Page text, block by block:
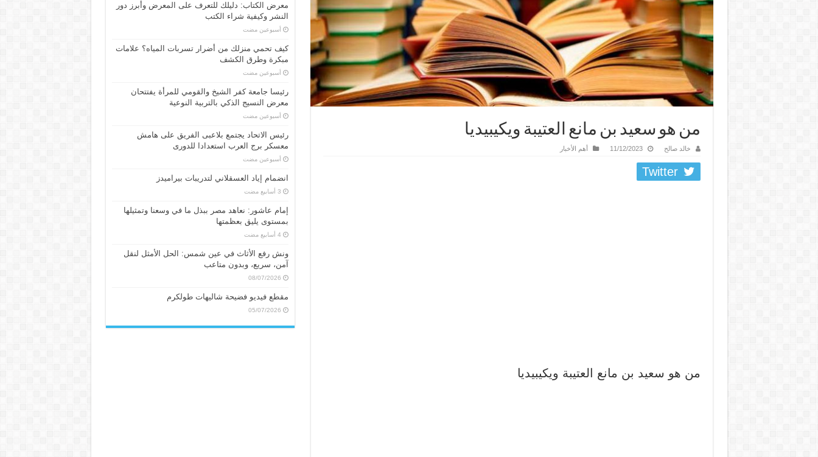
من هو سعيد بن مانع العتيبة ويكيبيديا
خالد صالح 11/12/2023 أهم الأخبار
Twitter
من هو سعيد بن مانع العتيبة ويكيبيديا
معرض الكتاب: دليلك للتعرف على المعرض وأبرز دور
النشر وكيفية شراء الكتب
‏أسبوعين مضت
كيف تحمي منزلك من أضرار تسربات المياه؟ علامات
مبكرة وطرق الكشف
‏أسبوعين مضت
رئيسا جامعة كفر الشيخ والقومي للمرأة يفتتحان
معرض النسيج الذكي بالتربية النوعية
‏أسبوعين مضت
رئيس الاتحاد يجتمع بلاعبى الفريق على هامش
معسكر برج العرب استعدادا للدورى
‏أسبوعين مضت
انضمام إياد العسقلاني لتدريبات بيراميدز
إمام عاشور: نعاهد مصر ببذل ما في وسعنا وتمثيلها
بمستوى يليق بعظمتها
ونش رفع الأثاث في عين شمس: الحل الأمثل لنقل
آمن، سريع، وبدون متاعب
08/07/2026
مقطع فيديو فضيحة شاليهات طولكرم
05/07/2026